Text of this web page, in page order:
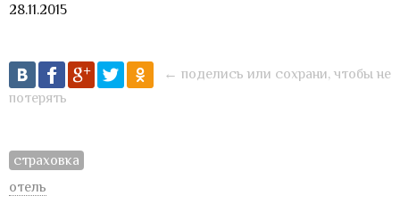
28.11.2015
← поделись или сохрани, чтобы не
потерять
страховка
отель